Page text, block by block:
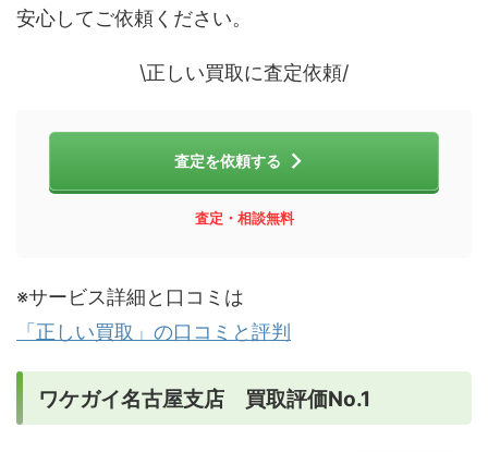
安心してご依頼ください。
\正しい買取に査定依頼/
査定を依頼する
査定・相談無料
※サービス詳細と口コミは
「正しい買取」の口コミと評判
ワケガイ名古屋支店 買取評価No.1